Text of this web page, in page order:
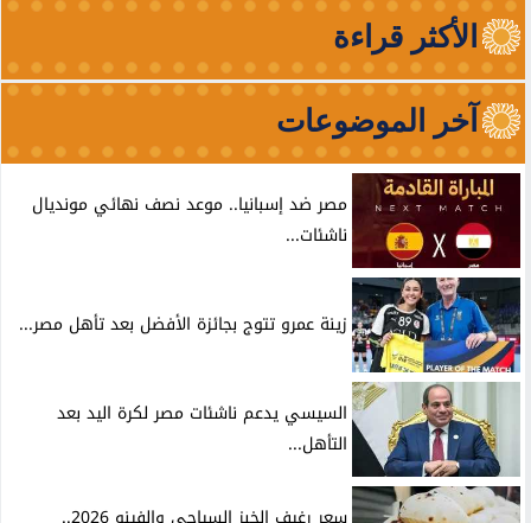
الأكثر قراءة
آخر الموضوعات
مصر ضد إسبانيا.. موعد نصف نهائي مونديال
ناشئات...
زينة عمرو تتوج بجائزة الأفضل بعد تأهل مصر...
السيسي يدعم ناشئات مصر لكرة اليد بعد
التأهل...